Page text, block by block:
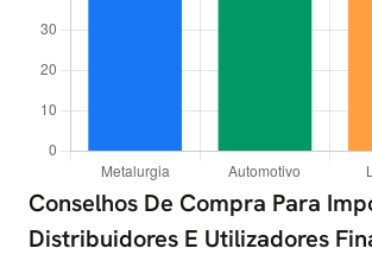
Conselhos De Compra Para
Distribuidores E Utilizadores